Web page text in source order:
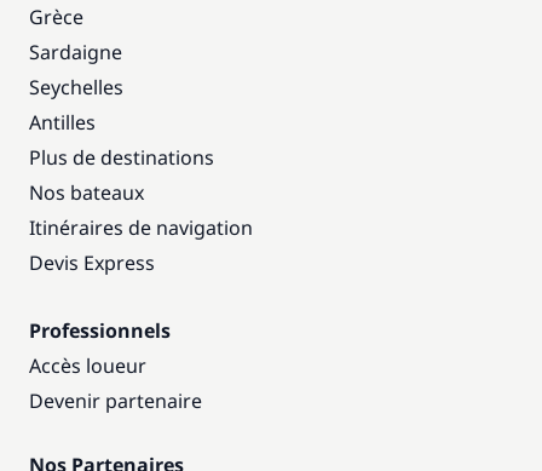
Grèce
Sardaigne
Seychelles
Antilles
Plus de destinations
Nos bateaux
Itinéraires de navigation
Devis Express
Professionnels
Accès loueur
Devenir partenaire
Nos Partenaires